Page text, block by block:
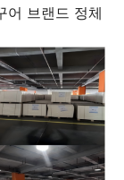
어 브랜드 정체